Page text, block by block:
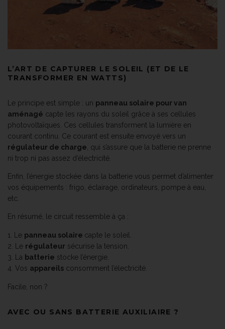
L’ART DE CAPTURER LE SOLEIL (ET DE LE
TRANSFORMER EN WATTS)
Le principe est simple : un panneau solaire pour van
aménagé capte les rayons du soleil grâce à ses cellules
photovoltaïques. Ces cellules transforment la lumière en
courant continu. Ce courant est ensuite envoyé vers un
régulateur de charge , qui s’assure que la batterie ne prenne
ni trop ni pas assez d’électricité.
Enfin, l’énergie stockée dans la batterie vous permet d’alimenter
vos équipements : frigo, éclairage, ordinateurs, pompe à eau,
etc.
En résumé, le circuit ressemble à ça :
Le panneau solaire capte le soleil.
Le régulateur sécurise la tension.
La batterie stocke l’énergie.
Vos appareils consomment l’électricité.
Facile, non ?
AVEC OU SANS BATTERIE AUXILIAIRE ?